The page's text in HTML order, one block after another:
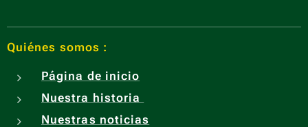
Quiénes somos :
Página de inicio
Nuestra historia
Nuestras noticias